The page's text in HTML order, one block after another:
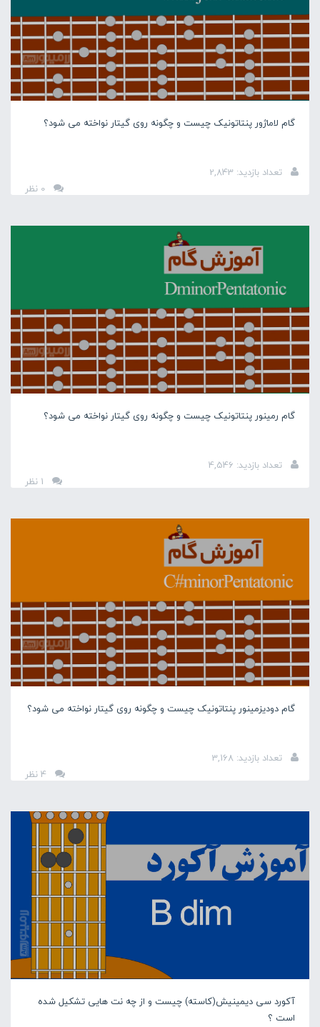
گام لاماژور پنتاتونیک چیست و چگونه روی گیتار نواخته می شود؟
تعداد بازدید: 2,843
گام رمینور پنتاتونیک چیست و چگونه روی گیتار نواخته می شود؟
تعداد بازدید: 4,546
گام دودیزمینور پنتاتونیک چیست و چگونه روی گیتار نواخته می شود؟
تعداد بازدید: 3,168
آکورد سی دیمینیش(کاسته) چیست و از چه نت هایی تشکیل شده
است ؟